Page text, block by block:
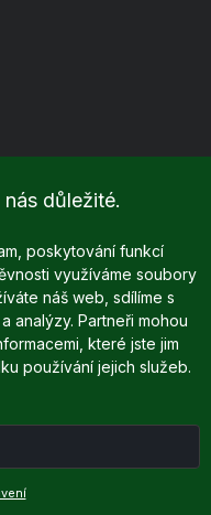
důležité.
poskytování funkcí
využíváme soubory
náš web, sdílíme s
analýzy. Partneři mohou
které jste jim
používání jejich služeb.